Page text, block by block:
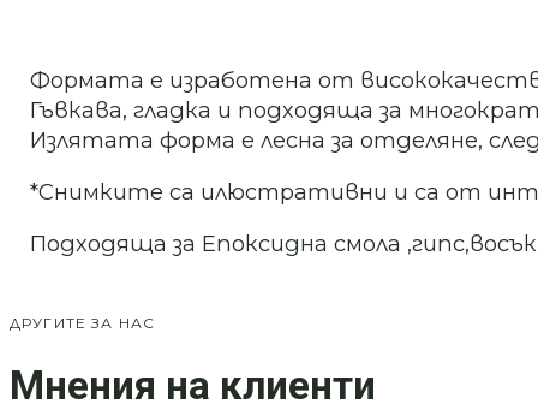
Формата е изработена от
Гъвкава, гладка и подходяща за
Излятата форма е лесна за отделяне,
*Снимките са илюстративни и са от
Подходяща за Епоксидна смола ,гипс,восък
ДРУГИТЕ ЗА НАС
Мнения на клиенти